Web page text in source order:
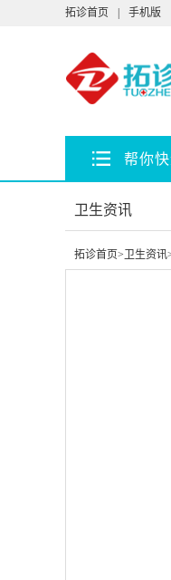
拓诊首页 手机版
帮你
卫生资讯
拓诊首页> 卫生资讯